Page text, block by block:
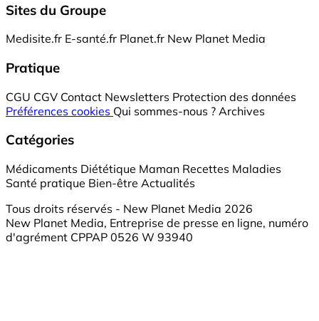
Sites du Groupe
Medisite.fr E-santé.fr Planet.fr New Planet Media
Pratique
CGU CGV Contact Newsletters Protection des données
Préférences cookies Qui sommes-nous ? Archives
Catégories
Médicaments Diététique Maman Recettes Maladies
Santé pratique Bien-être Actualités
Tous droits réservés - New Planet Media 2026
New Planet Media, Entreprise de presse en ligne, numéro
d'agrément CPPAP 0526 W 93940